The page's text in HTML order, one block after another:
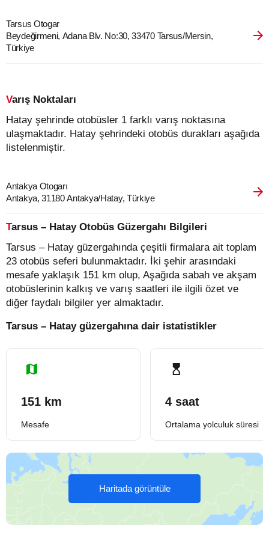
Tarsus Otogar
Beydeğirmeni, Adana Blv. No:30, 33470 Tarsus/Mersin,
Türkiye
Varış Noktaları
Hatay şehrinde otobüsler 1 farklı varış noktasına
ulaşmaktadır. Hatay şehrindeki otobüs durakları aşağıda
listelenmiştir.
Antakya Otogarı
Antakya, 31180 Antakya/Hatay, Türkiye
Tarsus – Hatay Otobüs Güzergahı Bilgileri
Tarsus – Hatay güzergahında çeşitli firmalara ait toplam
23 otobüs seferi bulunmaktadır. İki şehir arasındaki
mesafe yaklaşık 151 km olup, Aşağıda sabah ve akşam
otobüslerinin kalkış ve varış saatleri ile ilgili özet ve
diğer faydalı bilgiler yer almaktadır.
Tarsus – Hatay güzergahına dair istatistikler
151 km
Mesafe
4 saat
Ortalama yolculuk süresi
Haritada görüntüle